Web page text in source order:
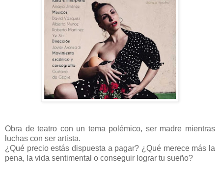
Obra de teatro con un tema polémico, ser madre mientras
luchas con ser artista.
¿Qué precio estás dispuesta a pagar? ¿Qué merece más la
pena, la vida sentimental o conseguir lograr tu sueño?